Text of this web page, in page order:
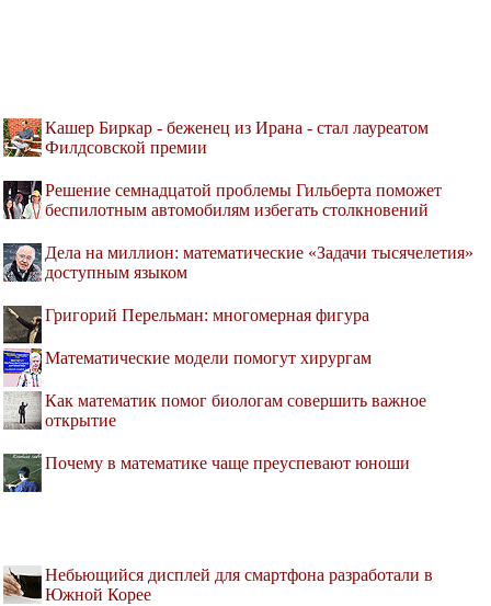
Кашер Биркар - беженец из Ирана - стал лауреатом
Филдсовской премии
Решение семнадцатой проблемы Гильберта поможет
беспилотным автомобилям избегать столкновений
Дела на миллион: математические «Задачи тысячелетия»
доступным языком
Григорий Перельман: многомерная фигура
Математические модели помогут хирургам
Как математик помог биологам совершить важное
открытие
Почему в математике чаще преуспевают юноши
Небьющийся дисплей для смартфона разработали в
Южной Корее